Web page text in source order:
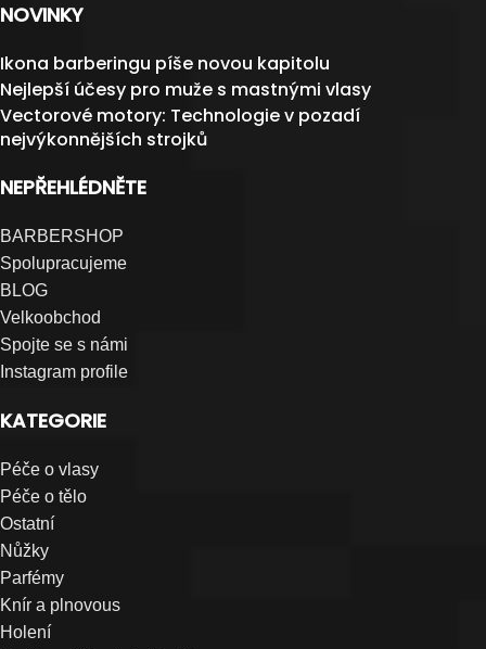
NOVINKY
Ikona barberingu píše novou kapitolu
Nejlepší účesy pro muže s mastnými vlasy
Vectorové motory: Technologie v pozadí
nejvýkonnějších strojků
NEPŘEHLÉDNĚTE
BARBERSHOP
Spolupracujeme
BLOG
Velkoobchod
Spojte se s námi
Instagram profile
KATEGORIE
Péče o vlasy
Péče o tělo
Ostatní
Nůžky
Parfémy
Knír a plnovous
Holení